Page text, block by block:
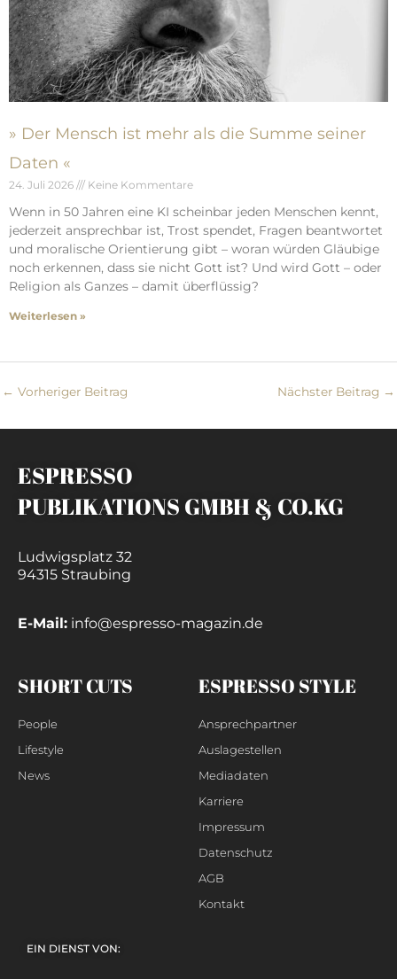
» Der Mensch ist mehr als die Summe seiner
Daten «
24. Juli 2026 Keine Kommentare
Wenn in 50 Jahren eine KI scheinbar jeden Menschen kennt,
jederzeit ansprechbar ist, Trost spendet, Fragen beantwortet
und moralische Orientierung gibt – woran würden Gläubige
noch erkennen, dass sie nicht Gott ist? Und wird Gott – oder
Religion als Ganzes – damit überflüssig?
Weiterlesen »
← Vorheriger Beitrag Nächster Beitrag →
ESPRESSO
PUBLIKATIONS GMBH & CO.KG
Ludwigsplatz 32
94315 Straubing
E-Mail: info@espresso-magazin.de
SHORT CUTS
People
Lifestyle
News
ESPRESSO STYLE
Ansprechpartner
Auslagestellen
Mediadaten
Karriere
Impressum
Datenschutz
AGB
Kontakt
EIN DIENST VON: